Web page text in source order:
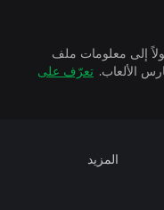
إلى معلومات ملف
تعرّف على
المزيد